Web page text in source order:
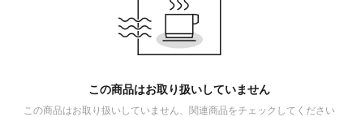
この商品はお取り扱いしていません
この商品はお取り扱いしていません、関連商品をチェックしてください